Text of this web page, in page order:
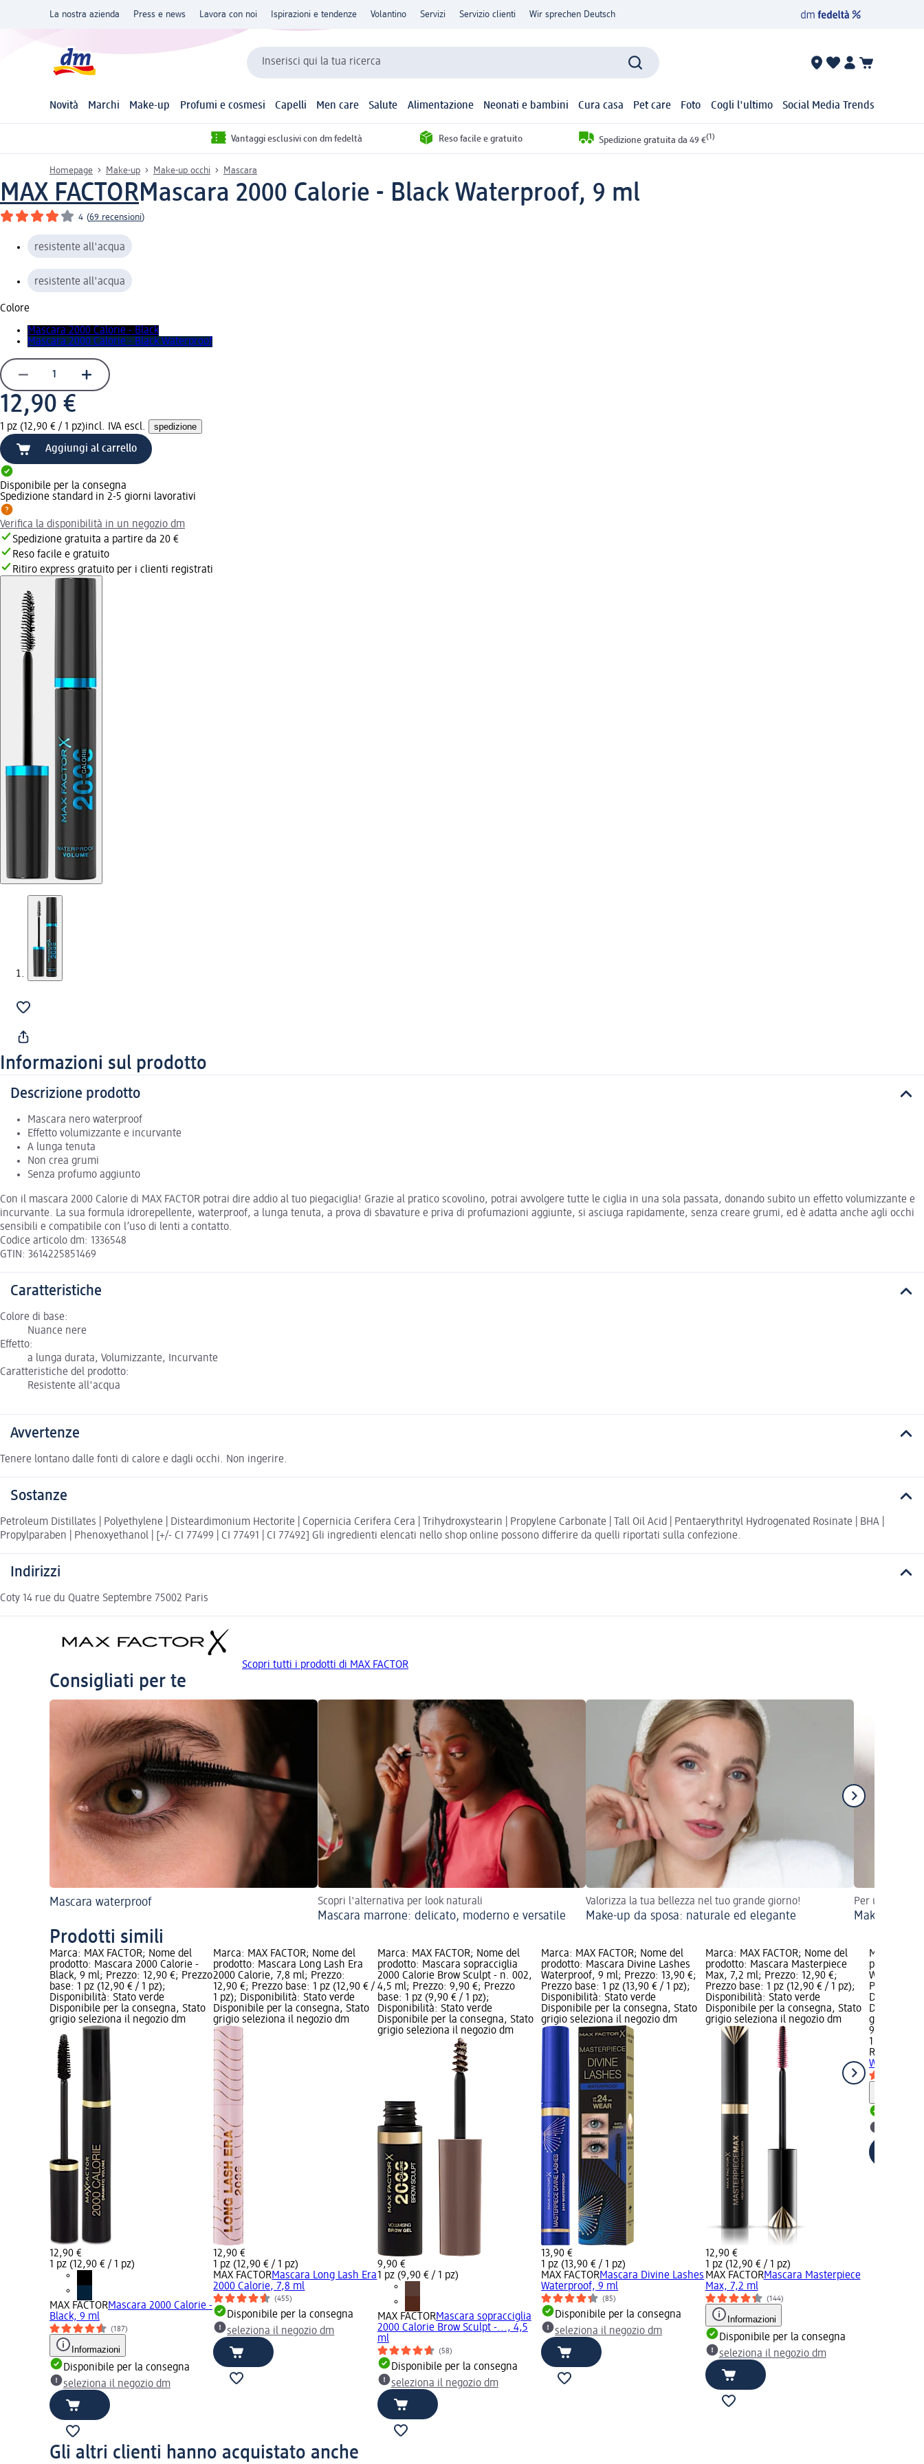
La nostra azienda Press e news Lavora con noi Ispirazioni e tendenze Volantino Servizi Servizio clienti Wir sprechen Deutsch
Inserisci qui la tua ricerca
Novità Marchi Make-up Profumi e cosmesi Capelli Men care Salute Alimentazione Neonati e bambini Cura casa Pet care Foto Cogli l'ultimo Social Media Trends
Vantaggi esclusivi con dm fedeltà Reso facile e gratuito Spedizione gratuita da 49 €(1)
Homepage Make-up Make-up occhi Mascara
MAX FACTORMascara 2000 Calorie - Black Waterproof, 9 ml
4 (69 recensioni)
resistente all'acqua
resistente all'acqua
Colore
Mascara 2000 Calorie - Black
Mascara 2000 Calorie - Black Waterproof
12,90 €
1 pz (12,90 € / 1 pz)incl. IVA escl. spedizione
Aggiungi al carrello
Disponibile per la consegna
Spedizione standard in 2-5 giorni lavorativi
Verifica la disponibilità in un negozio dm
Spedizione gratuita a partire da 20 €
Reso facile e gratuito
Ritiro express gratuito per i clienti registrati
Informazioni sul prodotto
Descrizione prodotto
Mascara nero waterproof
Effetto volumizzante e incurvante
A lunga tenuta
Non crea grumi
Senza profumo aggiunto
Con il mascara 2000 Calorie di MAX FACTOR potrai dire addio al tuo piegaciglia! Grazie al pratico scovolino, potrai avvolgere tutte le ciglia in una sola passata, donando subito un effetto volumizzante e
incurvante. La sua formula idrorepellente, waterproof, a lunga tenuta, a prova di sbavature e priva di profumazioni aggiunte, si asciuga rapidamente, senza creare grumi, ed è adatta anche agli occhi
sensibili e compatibile con l’uso di lenti a contatto.
Codice articolo dm: 1336548
GTIN: 3614225851469
Caratteristiche
Colore di base:
Nuance nere
Effetto:
a lunga durata, Volumizzante, Incurvante
Caratteristiche del prodotto:
Resistente all'acqua
Avvertenze
Tenere lontano dalle fonti di calore e dagli occhi. Non ingerire.
Sostanze
Petroleum Distillates | Polyethylene | Disteardimonium Hectorite | Copernicia Cerifera Cera | Trihydroxystearin | Propylene Carbonate | Tall Oil Acid | Pentaerythrityl Hydrogenated Rosinate | BHA |
Propylparaben | Phenoxyethanol | [+/- CI 77499 | CI 77491 | CI 77492] Gli ingredienti elencati nello shop online possono differire da quelli riportati sulla confezione.
Indirizzi
Coty 14 rue du Quatre Septembre 75002 Paris
Scopri tutti i prodotti di MAX FACTOR
Consigliati per te
Mascara waterproof Scopri l'alternativa per look naturali
Mascara marrone: delicato, moderno e versatile
Valorizza la tua bellezza nel tuo grande giorno!
Make-up da sposa: naturale ed elegante
Per un trucco
Make-up a
Prodotti simili
Marca: MAX FACTOR; Nome del
prodotto: Mascara 2000 Calorie -
Black, 9 ml; Prezzo: 12,90 €; Prezzo
base: 1 pz (12,90 € / 1 pz);
Disponibilità: Stato verde
Disponibile per la consegna, Stato
grigio seleziona il negozio dm
12,90 €
1 pz (12,90 € / 1 pz)
MAX FACTORMascara 2000 Calorie -
Black, 9 ml
(187)
Informazioni
Disponibile per la consegna
seleziona il negozio dm
Marca: MAX FACTOR; Nome del
prodotto: Mascara Long Lash Era
2000 Calorie, 7,8 ml; Prezzo:
12,90 €; Prezzo base: 1 pz (12,90 € /
1 pz); Disponibilità: Stato verde
Disponibile per la consegna, Stato
grigio seleziona il negozio dm
12,90 €
1 pz (12,90 € / 1 pz)
MAX FACTORMascara Long Lash Era
2000 Calorie, 7,8 ml
(455)
Disponibile per la consegna
seleziona il negozio dm
Marca: MAX FACTOR; Nome del
prodotto: Mascara sopracciglia
2000 Calorie Brow Sculpt - n. 002,
4,5 ml; Prezzo: 9,90 €; Prezzo
base: 1 pz (9,90 € / 1 pz);
Disponibilità: Stato verde
Disponibile per la consegna, Stato
grigio seleziona il negozio dm
9,90 €
1 pz (9,90 € / 1 pz)
MAX FACTORMascara sopracciglia
2000 Calorie Brow Sculpt -..., 4,5
ml
(58)
Disponibile per la consegna
seleziona il negozio dm
Marca: MAX FACTOR; Nome del
prodotto: Mascara Divine Lashes
Waterproof, 9 ml; Prezzo: 13,90 €;
Prezzo base: 1 pz (13,90 € / 1 pz);
Disponibilità: Stato verde
Disponibile per la consegna, Stato
grigio seleziona il negozio dm
13,90 €
1 pz (13,90 € / 1 pz)
MAX FACTORMascara Divine Lashes
Waterproof, 9 ml
(85)
Disponibile per la consegna
seleziona il negozio dm
Marca: MAX FACTOR; Nome del
prodotto: Mascara Masterpiece
Max, 7,2 ml; Prezzo: 12,90 €;
Prezzo base: 1 pz (12,90 € / 1 pz);
Disponibilità: Stato verde
Disponibile per la consegna, Stato
grigio seleziona il negozio dm
12,90 €
1 pz (12,90 € / 1 pz)
MAX FACTORMascara Masterpiece
Max, 7,2 ml
(144)
Informazioni
Disponibile per la consegna
seleziona il negozio dm
Marca:
prodotto:
Prezzo
Disponibile
grigio
9,90 €
1 pz (9,90 €
RIMMEL
Gli altri clienti hanno acquistato anche